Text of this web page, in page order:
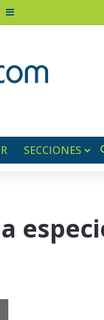
Barra lateral
SECCIONES